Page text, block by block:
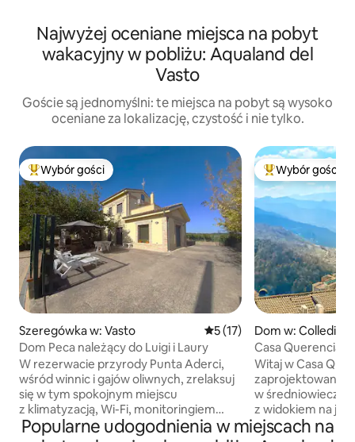
Najwyżej oceniane miejsca na pobyt
wakacyjny w pobliżu: Aqualand del
Vasto
Goście są jednomyślni: te miejsca na pobyt są wysoko
oceniane za lokalizację, czystość i nie tylko.
Najpopularniejsze z kategorii Wybór gości
Wybór gości
Szeregówka w: Vasto Średnia ocena: 5 na 5,
5 (17)
Dom Peca należący do Luigi i Laury
W rezerwacie przyrody Punta Aderci,
wśród winnic i gajów oliwnych, zrelaksuj
się w tym spokojnym miejscu
z klimatyzacją, Wi-Fi, monitoringiem
wideo i ogrodzoną otwartą przestrzenią
Wybór gości
Dom w:
Casa Querencia |
wypoczynek nad
Witaj w Casa
w
z widokiem na
pięknie
Popularne udogodnienia w miejscach na